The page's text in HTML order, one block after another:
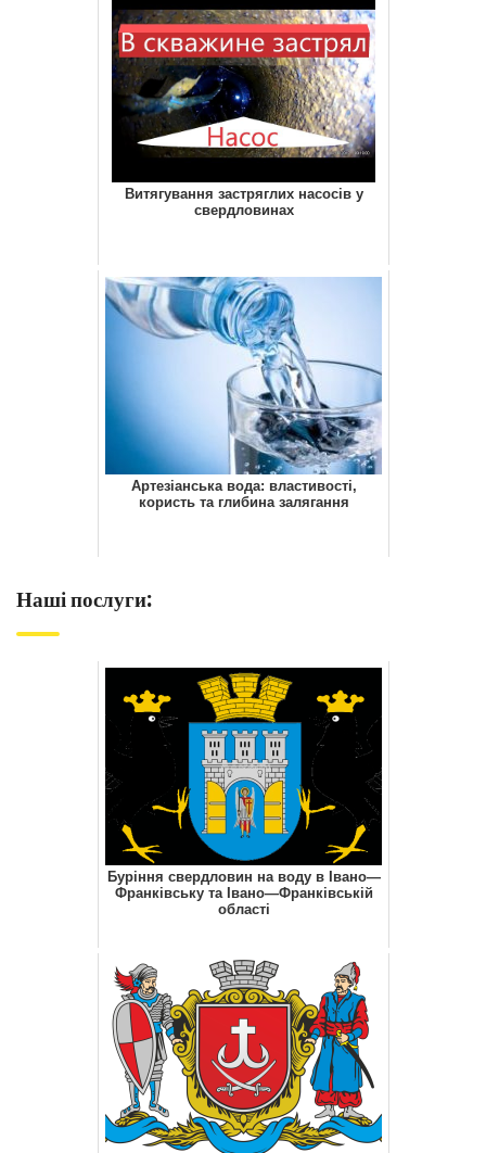
Витягування застряглих насосів у
свердловинах
Артезіанська вода: властивості,
користь та глибина залягання
Наші послуги:
Буріння свердловин на воду в Івано—
Франківську та Івано—Франківській
області